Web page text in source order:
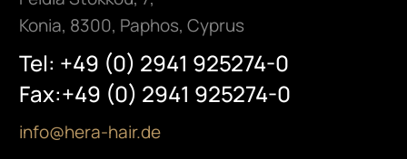
Konia, 8300, Paphos, Cyprus
Tel: +49 (0) 2941 925274-0
Fax:+49 (0) 2941 925274-0
info@hera-hair.de